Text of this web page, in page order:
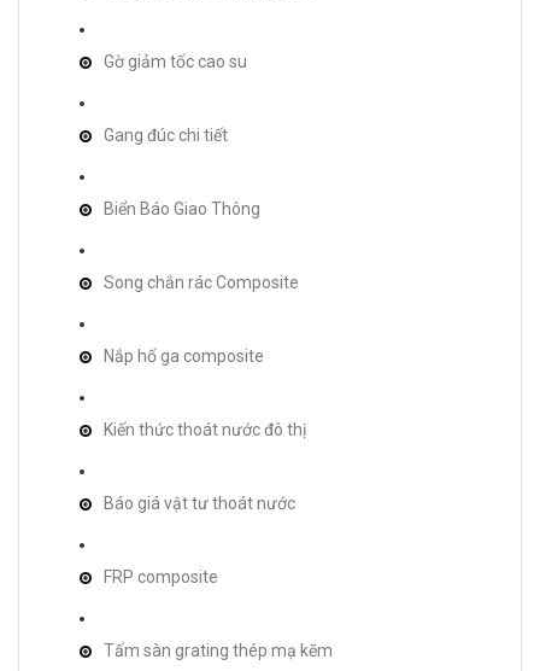
Gờ giảm tốc cao su
Gang đúc chi tiết
Biển Báo Giao Thông
Song chắn rác Composite
Nắp hố ga composite
Kiến thức thoát nước đô thị
Báo giá vật tư thoát nước
FRP composite
Tấm sàn grating thép mạ kẽm